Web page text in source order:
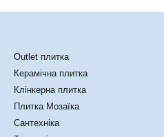
Outlet плитка
Керамічна плитка
Клінкерна плитка
Плитка Мозаїка
Сантехніка